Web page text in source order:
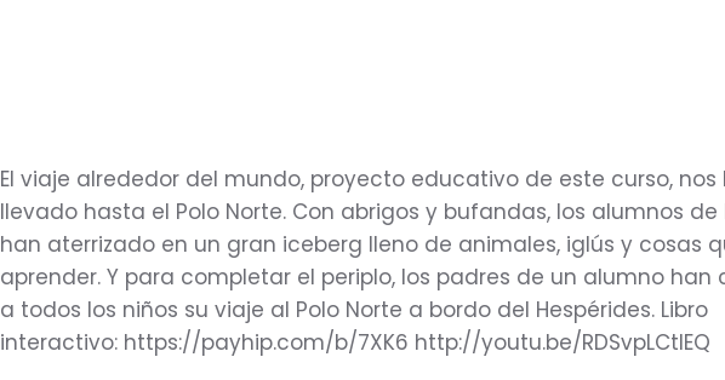
El viaje alrededor del mundo, proyecto educativo de este curso, nos
llevado hasta el Polo Norte. Con abrigos y bufandas, los alumnos
han aterrizado en un gran iceberg lleno de animales, iglús y cosas
aprender. Y para completar el periplo, los padres de un alumno han
a todos los niños su viaje al Polo Norte a bordo del Hespérides. Libro
interactivo: https://payhip.com/b/7XK6 http://youtu.be/RDSvpLCtIEQ